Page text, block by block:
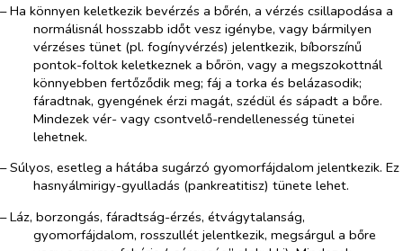
– Ha könnyen keletkezik bevérzés a bőrén, a vérzés csillapodása a
normálisnál hosszabb időt vesz igénybe, vagy bármilyen
vérzéses tünet (pl. fogínyvérzés) jelentkezik, bíborszínű
pontok-foltok keletkeznek a bőrön, vagy a megszokottnál
könnyebben fertőződik meg; fáj a torka és belázasodik;
fáradtnak, gyengének érzi magát, szédül és sápadt a bőre.
Mindezek vér- vagy csontvelő-rendellenesség tünetei
lehetnek.
– Súlyos, esetleg a hátába sugárzó gyomorfájdalom jelentkezik. Ez
hasnyálmirigy-gyulladás (pankreatitisz) tünete lehet.
– Láz, borzongás, fáradtság-érzés, étvágytalanság,
gyomorfájdalom, rosszullét jelentkezik, megsárgul a bőre